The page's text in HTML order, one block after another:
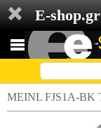
E-
MEINL FJS1A-